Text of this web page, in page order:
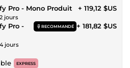
Pro - Mono Produit
jours
+ 119,12 $US
Pro -
RECOMMANDÉ
jours
+ 181,82 $US
EXPRESS